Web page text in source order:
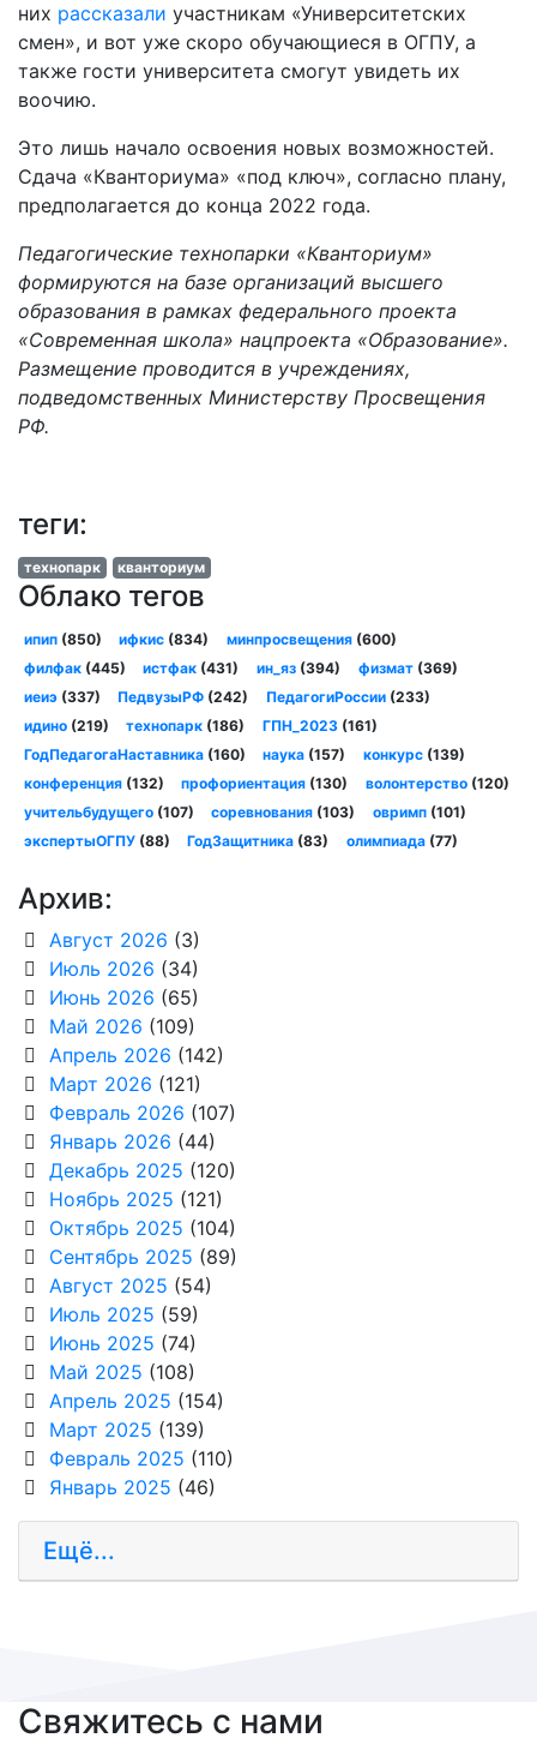
них рассказали участникам «Университетских
смен», и вот уже скоро обучающиеся в ОГПУ, а
также гости университета смогут увидеть их
воочию.
Это лишь начало освоения новых возможностей.
Сдача «Кванториума» «под ключ», согласно плану,
предполагается до конца 2022 года.
Педагогические технопарки «Кванториум»
формируются на базе организаций высшего
образования в рамках федерального проекта
«Современная школа» нацпроекта «Образование».
Размещение проводится в учреждениях,
подведомственных Министерству Просвещения
РФ.
теги:
технопарк кванториум
Облако тегов
ипип(850) ифкис (834) минпросвещения(600)
филфак(445) истфак (431) ин_яз(394) физмат(369)
иеиэ(337) ПедвузыРФ (242) ПедагогиРоссии(233)
идино(219) технопарк (186) ГПН_2023(161)
ГодПедагогаНаставника(160) наука (157) конкурс(139)
конференция(132) профориентация (130) волонтерство(120)
учительбудущего(107) соревнования (103) овримп(101)
экспертыОГПУ(88) ГодЗащитника (83) олимпиада(77)
Архив:
Август 2026 (3)
Июль 2026 (34)
Июнь 2026 (65)
Май 2026 (109)
Апрель 2026 (142)
Март 2026 (121)
Февраль 2026 (107)
Январь 2026 (44)
Декабрь 2025 (120)
Ноябрь 2025 (121)
Октябрь 2025 (104)
Сентябрь 2025 (89)
Август 2025 (54)
Июль 2025 (59)
Июнь 2025 (74)
Май 2025 (108)
Апрель 2025 (154)
Март 2025 (139)
Февраль 2025 (110)
Январь 2025 (46)
Ещё...
Свяжитесь с нами